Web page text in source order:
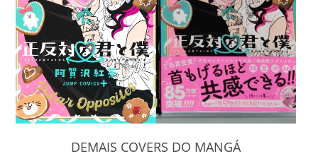
DEMAIS COVERS DO MANGÁ